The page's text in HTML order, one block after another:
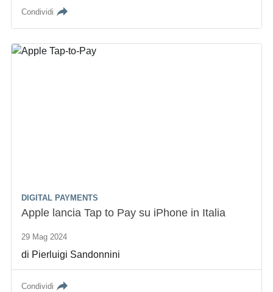
Condividi
DIGITAL PAYMENTS
Apple lancia Tap to Pay su iPhone in Italia
29 Mag 2024
di Pierluigi Sandonnini
Condividi